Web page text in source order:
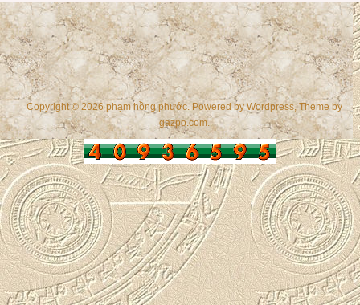
Copyright © 2026 phạm hồng phước. Powered byWordpress, Theme by
gazpo.com.